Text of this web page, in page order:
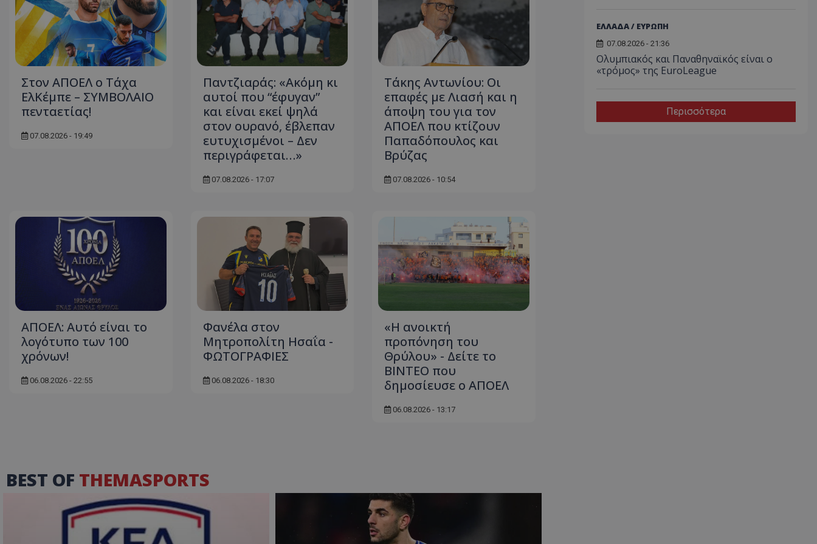
Στον ΑΠΟΕΛ ο Τάχα
ΕλΚέμπε – ΣΥΜΒΟΛΑΙΟ
πενταετίας!
07.08.2026 - 19:49
Παντζιαράς: «Ακόμη κι
αυτοί που “έφυγαν”
και είναι εκεί ψηλά
στον ουρανό, έβλεπαν
ευτυχισμένοι – Δεν
περιγράφεται…»
07.08.2026 - 17:07
Τάκης Αντωνίου: Οι
επαφές με Λιασή και η
άποψη του για τον
ΑΠΟΕΛ που κτίζουν
Παπαδόπουλος και
Βρύζας
07.08.2026 - 10:54
ΑΠΟΕΛ: Αυτό είναι το
λογότυπο των 100
χρόνων!
06.08.2026 - 22:55
Φανέλα στον
Μητροπολίτη Ησαΐα -
ΦΩΤΟΓΡΑΦΙΕΣ
06.08.2026 - 18:30
«Η ανοικτή
προπόνηση του
Θρύλου» - Δείτε το
ΒΙΝΤΕΟ που
δημοσίευσε ο ΑΠΟΕΛ
06.08.2026 - 13:17
BEST OF THEMASPORTS
ΕΛΛΑΔΑ / ΕΥΡΩΠΗ
07.08.2026 - 21:36
Ολυμπιακός και Παναθηναϊκός είναι ο
«τρόμος» της EuroLeague
Περισσότερα